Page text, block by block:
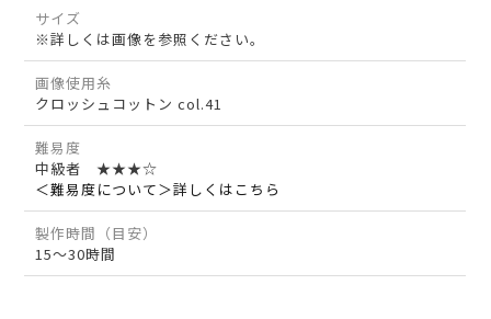
サイズ
※詳しくは画像を参照ください。
画像使用糸
クロッシュコットン col.41
難易度
中級者 ★★★☆
＜難易度について＞詳しくはこちら
製作時間（目安）
15～30時間